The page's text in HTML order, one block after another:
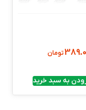
تومان
به سبد خرید